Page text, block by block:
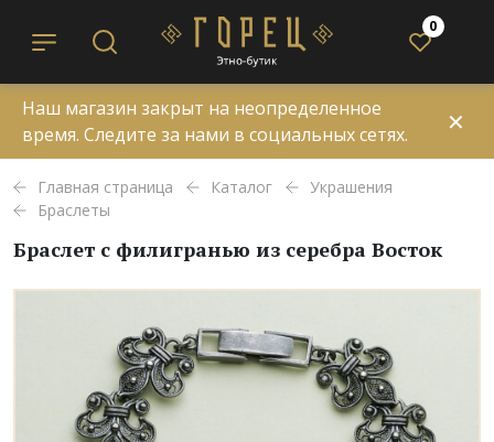
0
Наш магазин закрыт на неопределенное
время. Следите за нами в социальных сетях.
✕
Главная страница Каталог
Украшения
Браслеты
Браслет с филигранью из серебра Восток